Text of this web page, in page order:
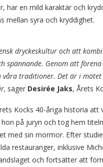
har en mild karaktär och
mellan syra och kryddighet.
dryckeskultur och att
spännande. Genom att
traditioner. Det är i
säger Desirée Jaks, Årets
Kocks 40-åriga historia
på juryn och tog hem
med sin mormor. Efter
restauranger, inklusive
och fortsätter att